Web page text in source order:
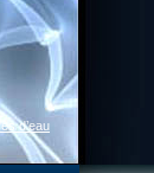
d’eau